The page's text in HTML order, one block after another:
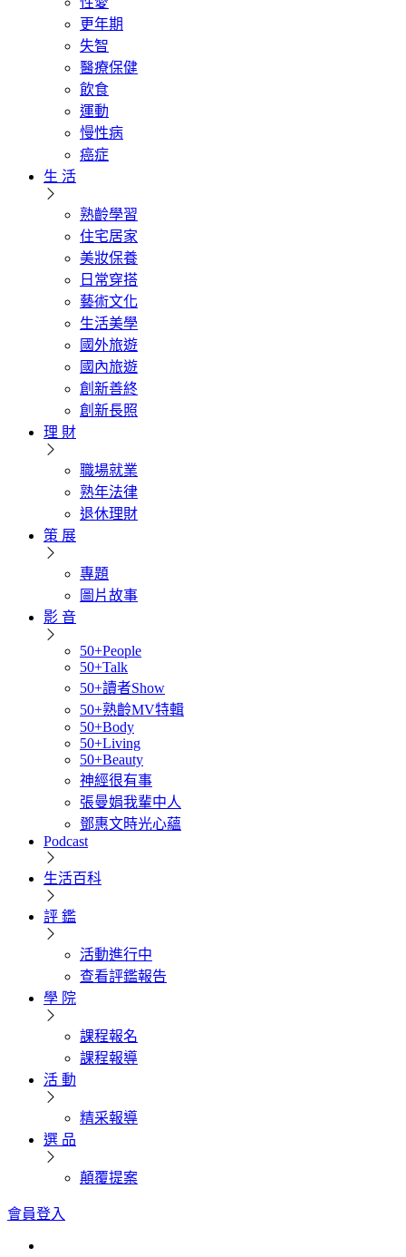
更年期
失智
醫療保健
飲食
運動
慢性病
癌症
生 活
熟齡學習
住宅居家
美妝保養
日常穿搭
藝術文化
生活美學
國外旅遊
國內旅遊
創新善終
創新長照
理 財
職場就業
熟年法律
退休理財
策 展
專題
圖片故事
影 音
50+People
50+Talk
50+讀者Show
50+熟齡MV特輯
50+Body
50+Living
50+Beauty
神經很有事
張曼娟我輩中人
鄧惠文時光心蘊
Podcast
生活百科
評 鑑
活動進行中
查看評鑑報告
學 院
課程報名
課程報導
活 動
精采報導
選 品
顛覆提案
會員登入